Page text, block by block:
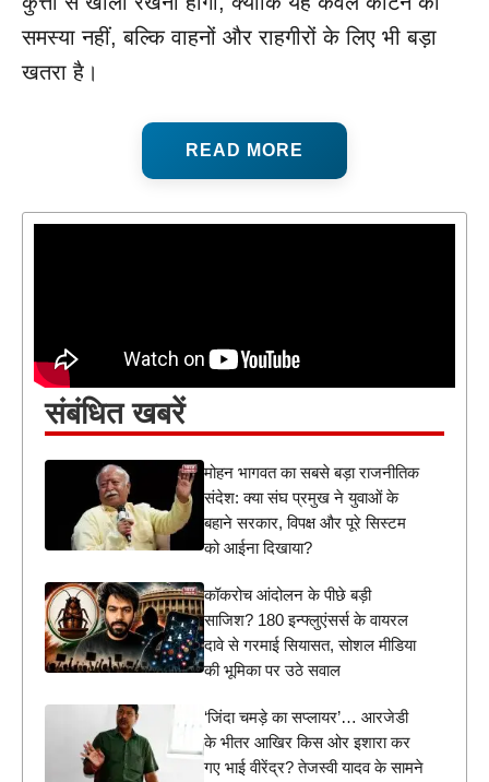
समस्या नहीं, बल्कि वाहनों और राहगीरों के लिए भी बड़ा
खतरा है।
READ MORE
संबंधित खबरें
मोहन भागवत का सबसे बड़ा राजनीतिक
संदेश: क्या संघ प्रमुख ने युवाओं के
बहाने सरकार, विपक्ष और पूरे सिस्टम
को आईना दिखाया?
कॉकरोच आंदोलन के पीछे बड़ी
साजिश? 180 इन्फ्लुएंसर्स के वायरल
दावे से गरमाई सियासत, सोशल मीडिया
की भूमिका पर उठे सवाल
‘जिंदा चमड़े का सप्लायर’… आरजेडी
के भीतर आखिर किस ओर इशारा कर
गए भाई वीरेंद्र? तेजस्वी यादव के सामने